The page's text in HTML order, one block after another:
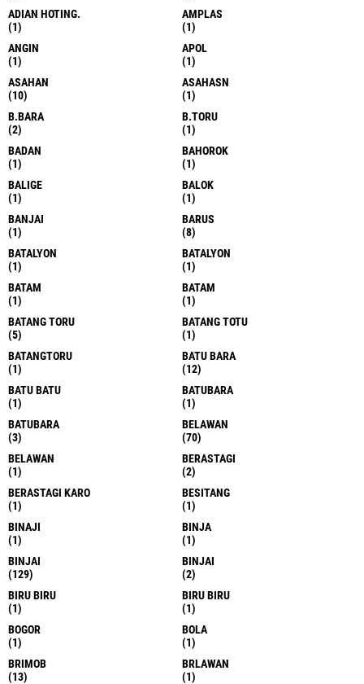
ADIAN HOTING.
(1)
AMPLAS
(1)
ANGIN
(1)
APOL
(1)
ASAHAN
(10)
ASAHASN
(1)
B.BARA
(2)
B.TORU
(1)
BADAN
(1)
BAHOROK
(1)
BALIGE
(1)
BALOK
(1)
BANJAI
(1)
BARUS
(8)
BATALYON
(1)
BATALYON
(1)
BATAM
(1)
BATAM
(1)
BATANG TORU
(5)
BATANG TOTU
(1)
BATANGTORU
(1)
BATU BARA
(12)
BATU BATU
(1)
BATUBARA
(1)
BATUBARA
(3)
BELAWAN
(70)
BELAWAN
(1)
BERASTAGI
(2)
BERASTAGI KARO
(1)
BESITANG
(1)
BINAJI
(1)
BINJA
(1)
BINJAI
(129)
BINJAI
(2)
BIRU BIRU
(1)
BIRU BIRU
(1)
BOGOR
(1)
BOLA
(1)
BRIMOB
(13)
BRLAWAN
(1)